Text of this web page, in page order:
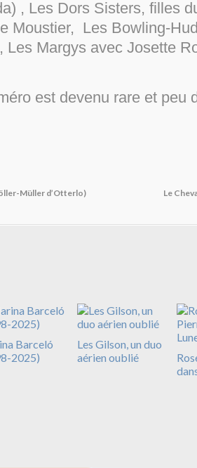
, Les Dors Sisters, filles
Moustier, Les Bowling-
Les Margys avec Josette
est devenu rare et peu
Müller d’Otterlo) Le
Barceló
2025)
Les Gilson, un duo
aérien oublié